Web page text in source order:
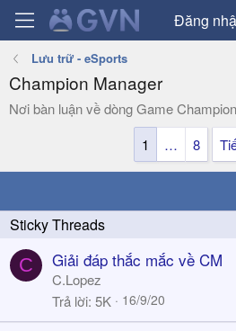
Đăng
Lưu trữ - eSports
Champion Manager
Nơi bàn luận về dòng Game
1
… 8
C Giải đáp thắc mắc về CM
C.Lopez
Trả lời 5K 16/9/20